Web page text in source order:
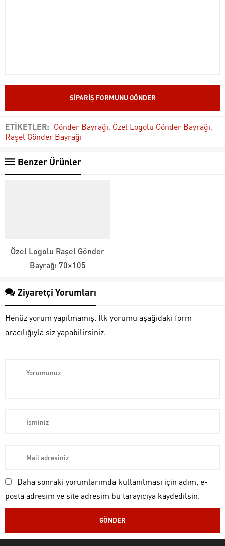
ETİKETLER: Gönder Bayrağı Özel Logolu Gönder Bayrağı
Raşel Gönder Bayrağı
Benzer Ürünler
Özel Logolu Raşel Gönder
Bayrağı 70×105
Ziyaretçi Yorumları
Henüz yorum yapılmamış. İlk yorumu aşağıdaki form
aracılığıyla siz yapabilirsiniz.
Daha sonraki yorumlarımda kullanılması için adım, e-
posta adresim ve site adresim bu tarayıcıya kaydedilsin.